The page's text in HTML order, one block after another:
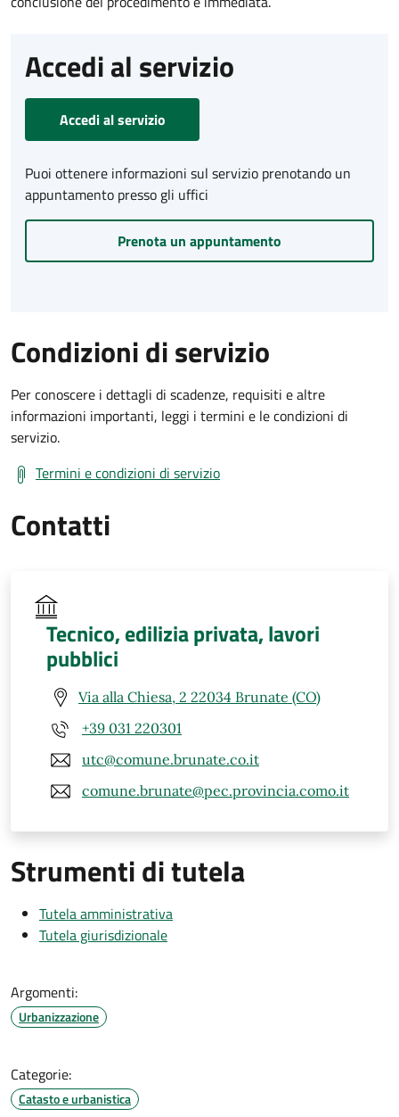
Accedi al servizio
Accedi al servizio
Puoi ottenere informazioni sul servizio prenotando un
appuntamento presso gli uffici
Prenota un appuntamento
Condizioni di servizio
Per conoscere i dettagli di scadenze, requisiti e altre
informazioni importanti, leggi i termini e le condizioni di
servizio.
Termini e condizioni di servizio
Contatti
Tecnico, edilizia privata, lavori
pubblici
Via alla Chiesa, 2 22034 Brunate (CO)
+39 031 220301
utc@comune.brunate.co.it
comune.brunate@pec.provincia.como.it
Strumenti di tutela
Tutela amministrativa
Tutela giurisdizionale
Argomenti:
Urbanizzazione
Categorie:
Catasto e urbanistica